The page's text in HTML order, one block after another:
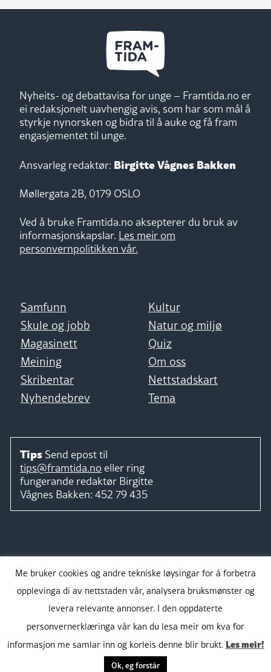
Nyheits- og debattavisa for unge – Framtida.no er
ei redaksjonelt uavhengig avis, som har som mål å
styrkje nynorsken og bidra til å auke og få fram
engasjementet til unge.
Ansvarleg redaktør: Birgitte Vågnes Bakken
Møllergata 2B, 0179 OSLO
Ved å bruke Framtida.no aksepterer du bruk av
informasjonskapslar. Les meir om
personvernpolitikken vår.
Samfunn
Kultur
Skule og jobb
Natur og miljø
Magasinett
Quiz
Meining
Om oss
Skribentar
Nettstadskart
Nyhendebrev
Tema
Tips Send epost til
tips@framtida.no eller ring
fungerande redaktør Birgitte
Vågnes Bakken: 452 79 435
Takk for støtta:
Me bruker cookies og andre tekniske løysingar for å forbetra
opplevinga di av nettstaden vår, analysera bruksmønster og
levera relevante annonser. I den oppdaterte
personvernerklæringa vår kan du lesa meir om kva for
informasjon me samlar inn og korleis denne blir brukt. Les meir!
Ok, eg forstår